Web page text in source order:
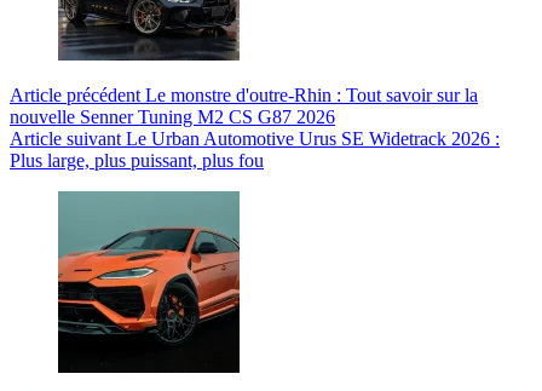
Article précédentLe monstre d'outre-Rhin : Tout savoir sur la
nouvelle Senner Tuning M2 CS G87 2026
Article suivantLe Urban Automotive Urus SE Widetrack 2026 :
Plus large, plus puissant, plus fou